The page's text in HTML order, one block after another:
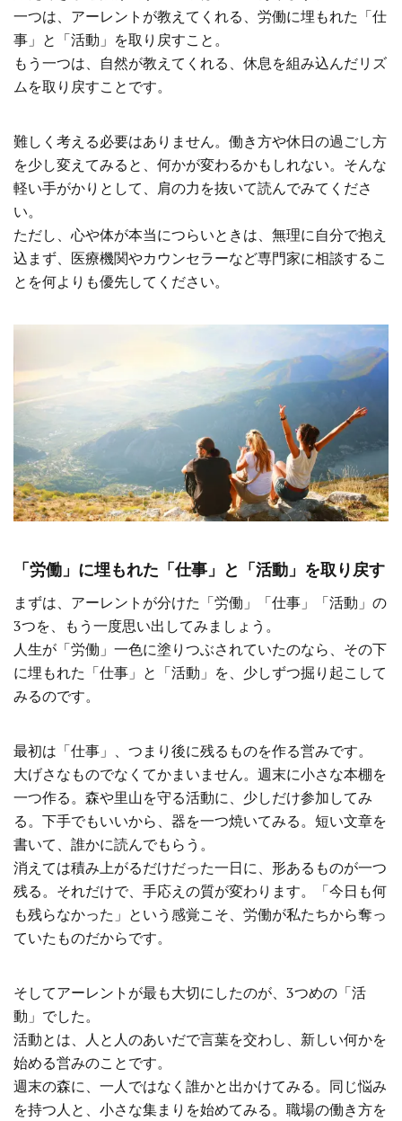
一つは、アーレントが教えてくれる、労働に埋もれた「仕
事」と「活動」を取り戻すこと。
もう一つは、自然が教えてくれる、休息を組み込んだリズ
ムを取り戻すことです。
難しく考える必要はありません。働き方や休日の過ごし方
を少し変えてみると、何かが変わるかもしれない。そんな
軽い手がかりとして、肩の力を抜いて読んでみてくださ
い。
ただし、心や体が本当につらいときは、無理に自分で抱え
込まず、医療機関やカウンセラーなど専門家に相談するこ
とを何よりも優先してください。
「労働」に埋もれた「仕事」と「活動」を取り戻す
まずは、アーレントが分けた「労働」「仕事」「活動」の
3つを、もう一度思い出してみましょう。
人生が「労働」一色に塗りつぶされていたのなら、その下
に埋もれた「仕事」と「活動」を、少しずつ掘り起こして
みるのです。
最初は「仕事」、つまり後に残るものを作る営みです。
大げさなものでなくてかまいません。週末に小さな本棚を
一つ作る。森や里山を守る活動に、少しだけ参加してみ
る。下手でもいいから、器を一つ焼いてみる。短い文章を
書いて、誰かに読んでもらう。
消えては積み上がるだけだった一日に、形あるものが一つ
残る。それだけで、手応えの質が変わります。「今日も何
も残らなかった」という感覚こそ、労働が私たちから奪っ
ていたものだからです。
そしてアーレントが最も大切にしたのが、3つめの「活
動」でした。
活動とは、人と人のあいだで言葉を交わし、新しい何かを
始める営みのことです。
週末の森に、一人ではなく誰かと出かけてみる。同じ悩み
を持つ人と、小さな集まりを始めてみる。職場の働き方を